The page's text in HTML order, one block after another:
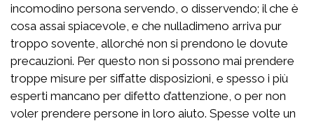
incomodino persona servendo, o disservendo; il che è
cosa assai spiacevole, e che nulladimeno arriva pur
troppo sovente, allorché non si prendono le dovute
precauzioni. Per questo non si possono mai prendere
troppe misure per siffatte disposizioni, e spesso i più
esperti mancano per difetto d’attenzione, o per non
voler prendere persone in loro aiuto. Spesse volte un